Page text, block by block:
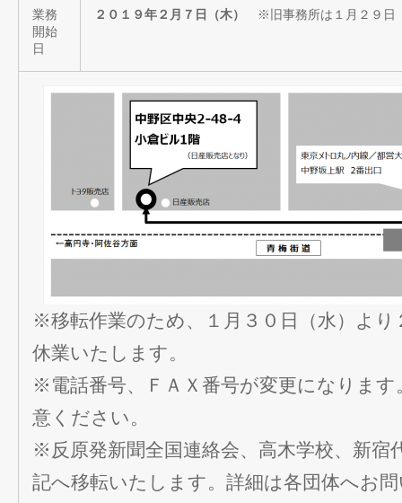
業務
開始
日
２０１９年２月７日（木） ※旧事務所は１月２９日
※移転作業のため、１月３０日（水）より
休業いたします。
※電話番号、ＦＡＸ番号が変更になりま
意ください。
※反原発新聞全国連絡会、高木学校、新宿
記へ移転いたします。詳細は各団体へお